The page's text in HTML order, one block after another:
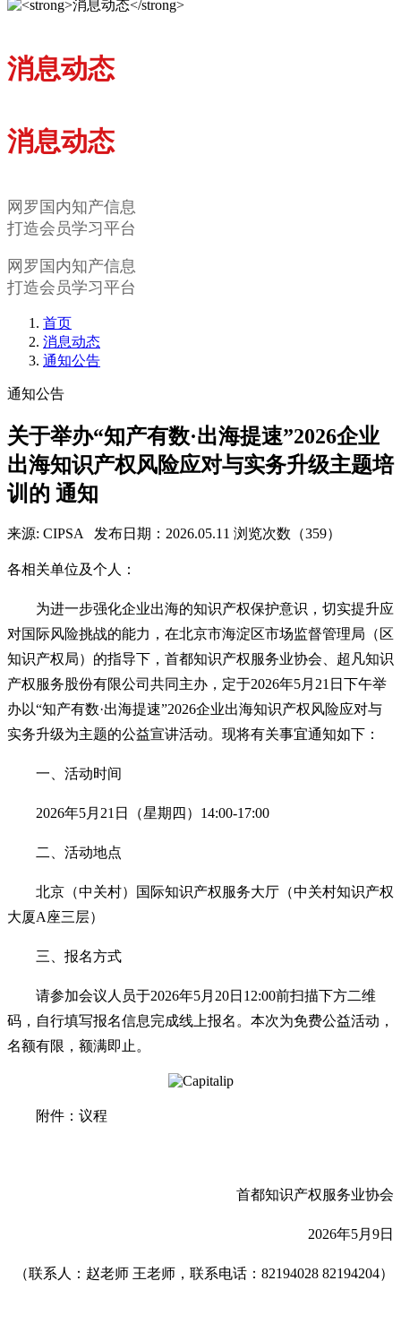
消息动态
消息动态
网罗国内知产信息
打造会员学习平台
网罗国内知产信息
打造会员学习平台
首页
消息动态
通知公告
通知公告
关于举办“知产有数·出海提速”2026企业
出海知识产权风险应对与实务升级主题培
训的 通知
来源: CIPSA 发布日期：2026.05.11 浏览次数（359）
各相关单位及个人：
为进一步强化企业出海的知识产权保护意识，切实提升应
对国际风险挑战的能力，在北京市海淀区市场监督管理局（区
知识产权局）的指导下，首都知识产权服务业协会、超凡知识
产权服务股份有限公司共同主办，定于2026年5月21日下午举
办以“知产有数·出海提速”2026企业出海知识产权风险应对与
实务升级为主题的公益宣讲活动。现将有关事宜通知如下：
一、活动时间
2026年5月21日（星期四）14:00-17:00
二、活动地点
北京（中关村）国际知识产权服务大厅（中关村知识产权
大厦A座三层）
三、报名方式
请参加会议人员于2026年5月20日12:00前扫描下方二维
码，自行填写报名信息完成线上报名。本次为免费公益活动，
名额有限，额满即止。
附件：议程
首都知识产权服务业协会
2026年5月9日
（联系人：赵老师 王老师，联系电话：82194028 82194204）